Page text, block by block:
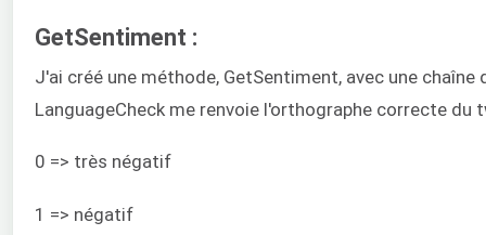
GetSentiment :
J'ai créé une méthode, GetSentiment, avec une
LanguageCheck me renvoie l'orthographe correcte
0 => très négatif
1 => négatif